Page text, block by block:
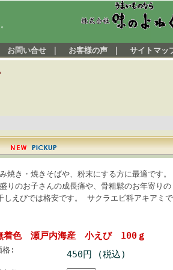
お問い合せ お客様の声 サイトマッ
き・焼きそばや、粉末にする方に最適です。
りのお子さんの成長痛や、骨粗鬆のお年寄りの
えびでは格安です。 サクラエビ科アキアミで
着色 瀬戸内海産 小えび 100ｇ
格: 450円 (税込)